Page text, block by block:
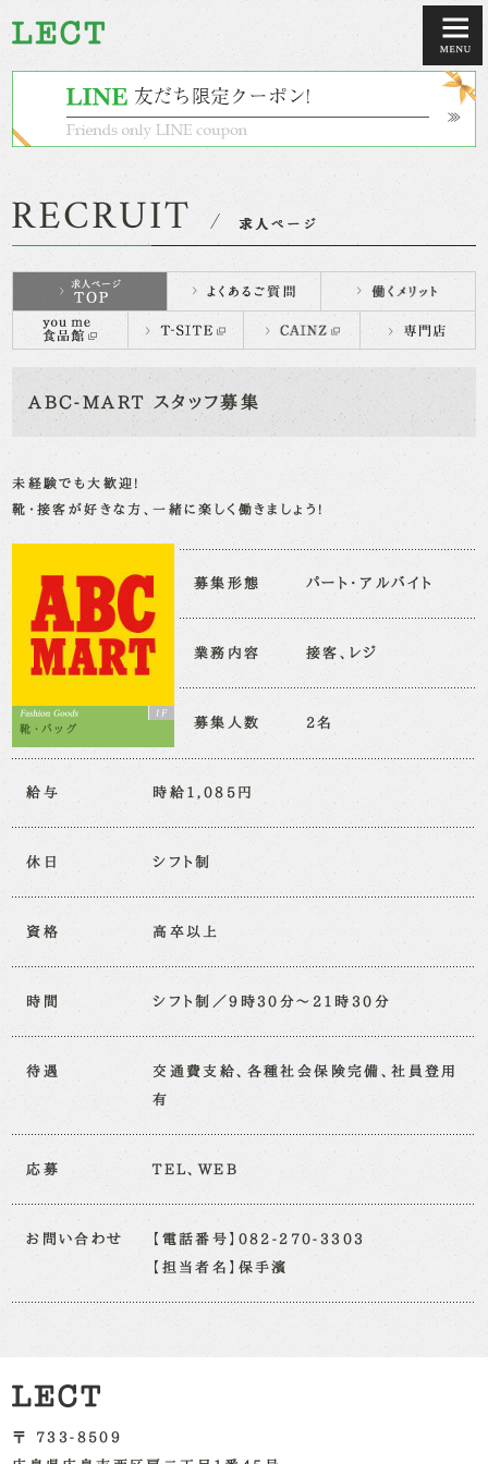
ABC-MART スタッフ募集
未経験でも大歓迎!
靴・接客が好きな方、一緒に楽しく働きましょう!
靴・バッグ
募集形態 パート・アルバイト
業務内容 接客、レジ
募集人数 2名
給与 時給1,085円
休日 シフト制
資格 高卒以上
時間 シフト制／9時30分～21時30分
待遇
交通費支給、各種社会保険完備、社員登用
有
応募 TEL、WEB
お問い合わせ
【電話番号】082-270-3303
【担当者名】保手濱
〒 733-8509